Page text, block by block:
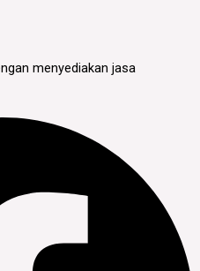
menyediakan jasa